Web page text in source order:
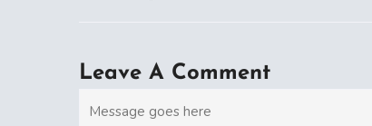
Leave A Comment